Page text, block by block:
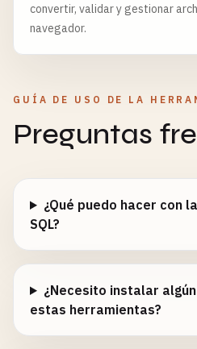
convertir, validar y gestionar
navegador.
GUÍA DE USO DE LA
Preguntas
¿Qué puedo hacer con
SQL?
¿Necesito instalar
estas herramientas?